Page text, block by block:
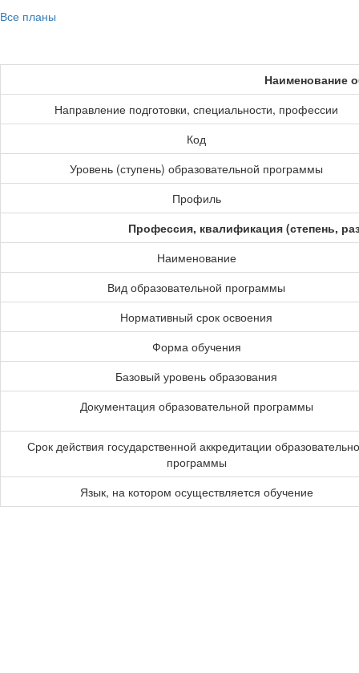
Все планы
Наименование
Направление подготовки, специальности, профессии
Код
Уровень (ступень) образовательной программы
Профиль
Профессия, квалификация (степень,
Наименование
Вид образовательной программы
Нормативный срок освоения
Форма обучения
Базовый уровень образования
Документация образовательной программы
Срок действия государственной аккредитации
программы
Язык, на котором осуществляется обучение